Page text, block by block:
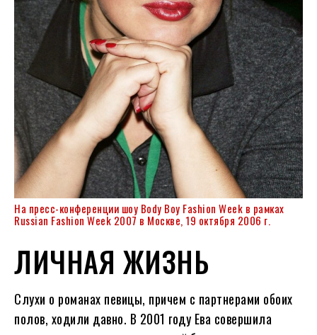
На пресс-конференции шоу Body Boy Fashion Week в рамках
Russian Fashion Week 2007 в Москве, 19 октября 2006 г.
ЛИЧНАЯ ЖИЗНЬ
Слухи о романах певицы, причем с партнерами обоих
полов, ходили давно. В 2001 году Ева совершила